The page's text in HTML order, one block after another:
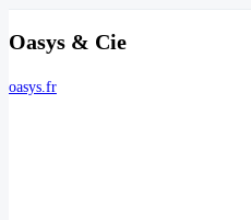
Oasys & Cie
oasys.fr